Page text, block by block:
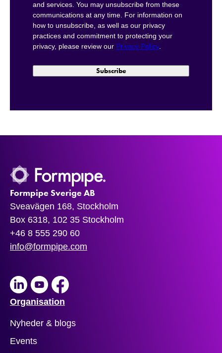
and services. You may unsubscribe from these
communications at any time. For information on
how to unsubscribe, as well as our privacy
practices and commitment to protecting your
privacy, please review our Privacy Policy.
Formpipe Sverige AB
Sveavägen 168, Stockholm
Box 6318, 102 35 Stockholm
+46 8 555 290 60
info@formpipe.com
LinkedInYoutubeFacebook
Organisation
Nyheder & blogs
Events